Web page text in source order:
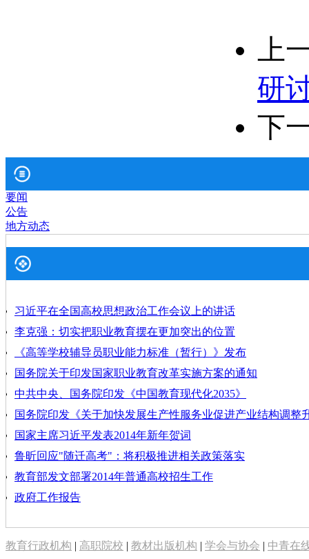
上
研
下
要闻
公告
地方动态
习近平在全国高校思想政治工作会议上的讲话
李克强：切实把职业教育摆在更加突出的位置
《高等学校辅导员职业能力标准（暂行）》发布
国务院关于印发国家职业教育改革实施方案的通知
中共中央、国务院印发《中国教育现代化2035》
国务院印发《关于加快发展生产性服务业促进产业结构调整
国家主席习近平发表2014年新年贺词
鲁昕回应"随迁高考"：将积极推进相关政策落实
教育部发文部署2014年普通高校招生工作
政府工作报告
教育行政机构 | 高职院校 | 教材出版机构 | 学会与协会 | 中青在